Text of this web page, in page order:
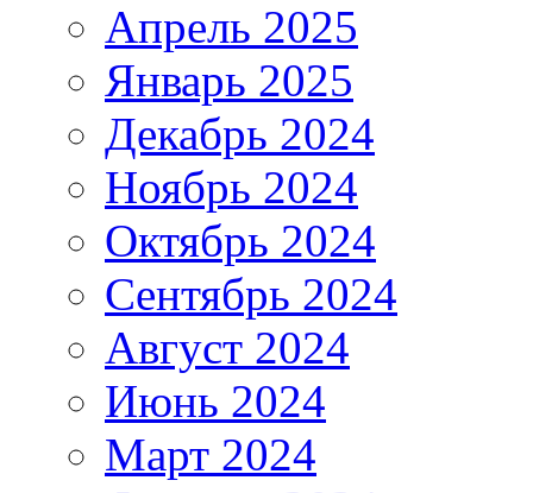
Апрель 2025
Январь 2025
Декабрь 2024
Ноябрь 2024
Октябрь 2024
Сентябрь 2024
Август 2024
Июнь 2024
Март 2024